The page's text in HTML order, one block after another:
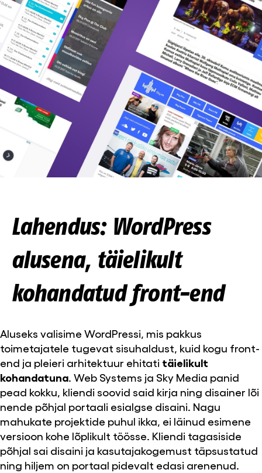
Lahendus: WordPress
alusena, täielikult
kohandatud front-end
Aluseks valisime WordPressi, mis pakkus
toimetajatele tugevat sisuhaldust, kuid kogu front-
end ja pleieri arhitektuur ehitati täielikult
kohandatuna. Web Systems ja Sky Media panid
pead kokku, kliendi soovid said kirja ning disainer lõi
nende põhjal portaali esialgse disaini. Nagu
mahukate projektide puhul ikka, ei läinud esimene
versioon kohe lõplikult töösse. Kliendi tagasiside
põhjal sai disaini ja kasutajakogemust täpsustatud
ning hiljem on portaal pidevalt edasi arenenud.